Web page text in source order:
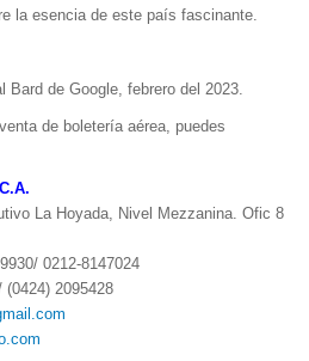
la esencia de este país fascinante.
Bard de Google, febrero del 2023.
de boletería aérea, puedes
La Hoyada, Nivel Mezzanina. Ofic 8
0212-8147024
(0424) 2095428